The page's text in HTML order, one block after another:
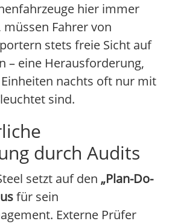
hier immer
Fahrer von
stets freie Sicht auf
– eine Herausforderung,
nachts oft nur mit
sind.
durch Audits
setzt auf den „Plan-Do-
für sein
Externe Prüfer